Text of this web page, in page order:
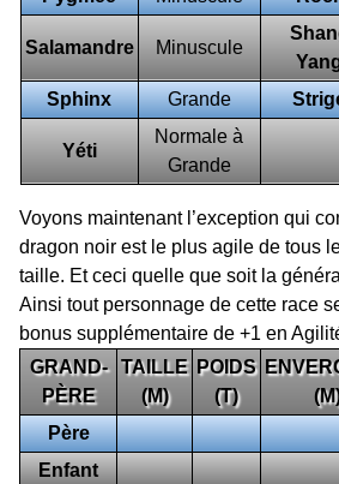
Salamandre Minuscule
Sphinx Grande
Yéti
Normale à
Grande
Voyons maintenant l’exception qui
dragon noir est le plus agile de tous
taille. Et ceci quelle que soit la
Ainsi tout personnage de cette race
bonus supplémentaire de +1 en
GRAND-
PÈRE
TAILLE
(M)
POIDS
(T)
Père
Enfant